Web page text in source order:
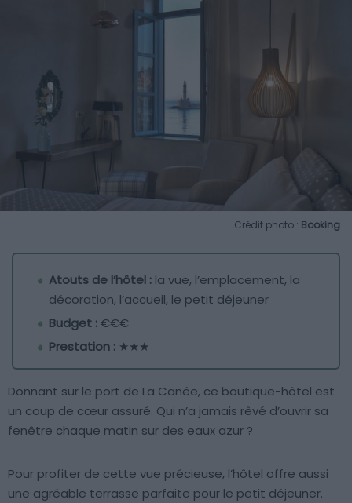
Crédit photo : Booking
Atouts de l’hôtel : la vue, l’emplacement, la
décoration, l’accueil, le petit déjeuner
Budget :€€€
Prestation : ★★★
Donnant sur le port de La Canée, ce boutique-hôtel est
un coup de cœur assuré. Qui n’a jamais rêvé d’ouvrir sa
fenêtre chaque matin sur des eaux azur ?
Pour profiter de cette vue précieuse, l’hôtel offre aussi
une agréable terrasse parfaite pour le petit déjeuner.